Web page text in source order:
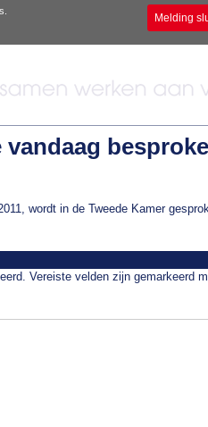
Melding
wordt in de Tweede Kamer
Vereiste velden zijn gemarkeerd